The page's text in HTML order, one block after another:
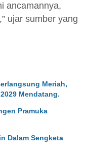
ancamannya,
ujar sumber yang
Meriah,
Mendatang.
Pramuka
Dalam Sengketa